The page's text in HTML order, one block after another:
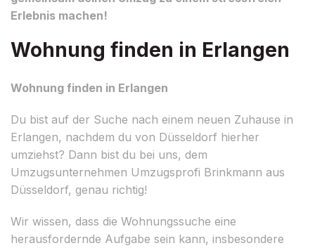
Erlebnis machen!
Wohnung finden in Erlangen
Wohnung finden in Erlangen
Du bist auf der Suche nach einem neuen Zuhause in
Erlangen, nachdem du von Düsseldorf hierher
umziehst? Dann bist du bei uns, dem
Umzugsunternehmen Umzugsprofi Brinkmann aus
Düsseldorf, genau richtig!
Wir wissen, dass die Wohnungssuche eine
herausfordernde Aufgabe sein kann, insbesondere